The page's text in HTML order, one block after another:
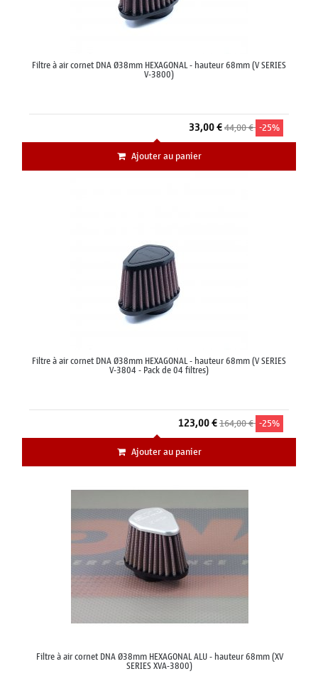
Filtre à air cornet DNA Ø38mm HEXAGONAL - hauteur 68mm (V SERIES
V-3800)
33,00 €44,00 € -25%
Ajouter au panier
Filtre à air cornet DNA Ø38mm HEXAGONAL - hauteur 68mm (V SERIES
V-3804 - Pack de 04 filtres)
123,00 €164,00 € -25%
Ajouter au panier
Filtre à air cornet DNA Ø38mm HEXAGONAL ALU - hauteur 68mm (XV
SERIES XVA-3800)